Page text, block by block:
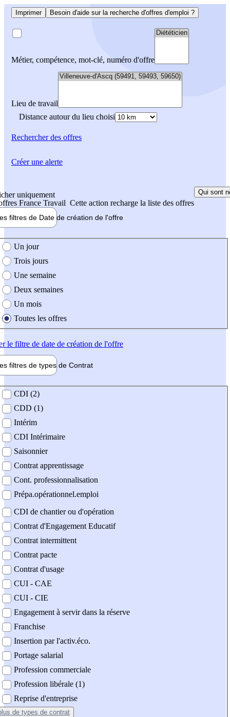
Imprimer Besoin d'aide sur la recherche d'offres d'emploi ?
Métier, compétence, mot-clé, numéro d'offre
Lieu de travail
Distance autour du lieu choisi
Rechercherdes offres
uniquement
France Travail Cette action recharge la liste des offres
Qui sont
filtres de Date de création de l'offre
création de l'offre
Un jour
Trois jours
Une semaine
Deux semaines
Un mois
Toutes les offres
le filtre de date de création de l'offre
filtres de types de Contrat
contrat
CDI (2)
CDD (1)
Intérim
CDI Intérimaire
Saisonnier
Contrat apprentissage
Cont. professionnalisation
Prépa.opérationnel.emploi
CDI de chantier ou d'opération
Contrat d'Engagement Educatif
Contrat intermittent
Contrat pacte
Contrat d'usage
CUI - CAE
CUI - CIE
Engagement à servir dans la réserve
Franchise
Insertion par l'activ.éco.
Portage salarial
Profession commerciale
Profession libérale (1)
Reprise d'entreprise
de types de contrat
Créer une alerte